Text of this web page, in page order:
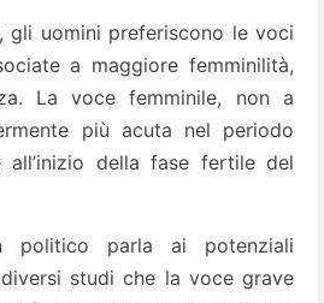
gli uomini preferiscono le voci
a maggiore femminilità,
La voce femminile, non a
più acuta nel periodo
all’inizio della fase fertile del
politico parla ai potenziali
studi che la voce grave